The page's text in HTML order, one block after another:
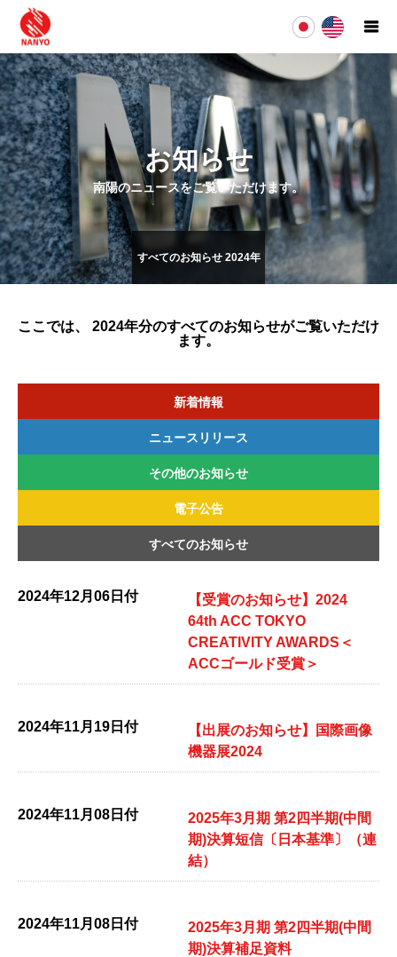
お知らせ
南陽のニュースをご覧いただけます。
すべてのお知らせ 2024年
ここでは、 2024年分のすべてのお知らせがご覧いただけ
ます。
新着情報
ニュースリリース
2026年
2025年
2024年
2023年
2022年
その他のお知らせ
2026年
2025年
2024年
2023年
2022年
電子公告
すべてのお知らせ
2024年12月06日付
【受賞のお知らせ】2024
64th ACC TOKYO
CREATIVITY AWARDS＜
ACCゴールド受賞＞
2024年11月19日付
【出展のお知らせ】国際画像
機器展2024
2024年11月08日付
2025年3月期 第2四半期(中間
期)決算短信〔日本基準〕（連
結）
2024年11月08日付
2025年3月期 第2四半期(中間
期)決算補足資料